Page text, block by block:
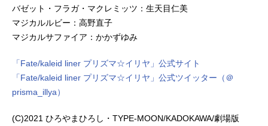
バゼット・フラガ・マクレミッツ：生天目仁美
マジカルルビー：高野直子
マジカルサファイア：かかずゆみ
「Fate/kaleid liner プリズマ☆イリヤ」公式サイト
「Fate/kaleid liner プリズマ☆イリヤ」公式ツイッター（＠
prisma_illya）
(C)2021 ひろやまひろし・TYPE-MOON/KADOKAWA/劇場版